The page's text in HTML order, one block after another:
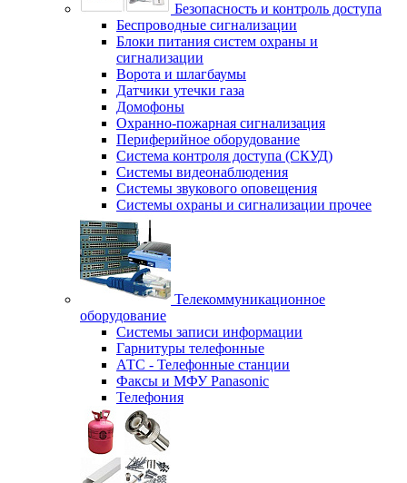
Безопасность и контроль доступа
Беспроводные сигнализации
Блоки питания систем охраны и
сигнализации
Ворота и шлагбаумы
Датчики утечки газа
Домофоны
Охранно-пожарная сигнализация
Периферийное оборудование
Система контроля доступа (СКУД)
Системы видеонаблюдения
Системы звукового оповещения
Системы охраны и сигнализации прочее
Телекоммуникационное
оборудование
Системы записи информации
Гарнитуры телефонные
АТС - Телефонные станции
Факсы и МФУ Panasonic
Телефония